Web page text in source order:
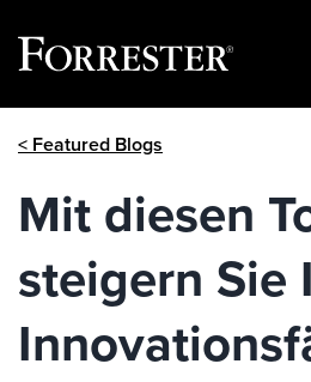
< Featured Blogs
Mit diesen
steigern Sie